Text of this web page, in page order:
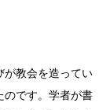
教会を造ってい
のです。学者が書